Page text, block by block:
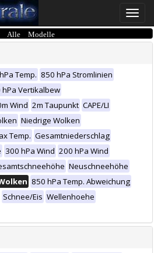
Toggle
Alle Modelle
Temp. 850 hPa Stromlinien
hPa Vertikalbew
Wind 2m Taupunkt CAPE/LI
Niedrige Wolken
Temp. Gesamtniederschlag
300 hPa Wind 200 hPa Wind
Neuschneehöhe
850 hPa Temp. Abweichung
Schnee/Eis Wellenhoehe